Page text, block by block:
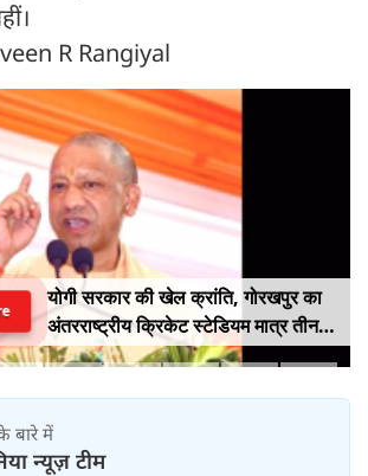
R Rangiyal
योगी सरकार की खेल क्रांति, गोरखपुर का
अंतरराष्ट्रीय क्रिकेट स्टेडियम मात्र तीन
महीने में लगभग 20% तैयार
बारे में
न्यूज़ टीम